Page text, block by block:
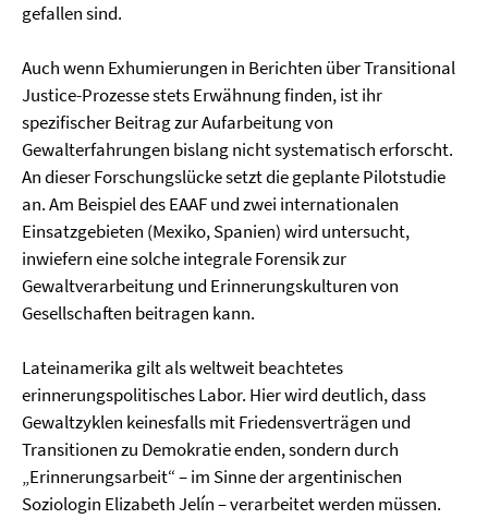
gefallen sind.
Auch wenn Exhumierungen in Berichten über Transitional
Justice-Prozesse stets Erwähnung finden, ist ihr
spezifischer Beitrag zur Aufarbeitung von
Gewalterfahrungen bislang nicht systematisch erforscht.
An dieser Forschungslücke setzt die geplante Pilotstudie
an. Am Beispiel des EAAF und zwei internationalen
Einsatzgebieten (Mexiko, Spanien) wird untersucht,
inwiefern eine solche integrale Forensik zur
Gewaltverarbeitung und Erinnerungskulturen von
Gesellschaften beitragen kann.
Lateinamerika gilt als weltweit beachtetes
erinnerungspolitisches Labor. Hier wird deutlich, dass
Gewaltzyklen keinesfalls mit Friedensverträgen und
Transitionen zu Demokratie enden, sondern durch
„Erinnerungsarbeit“ – im Sinne der argentinischen
Soziologin Elizabeth Jelín – verarbeitet werden müssen.